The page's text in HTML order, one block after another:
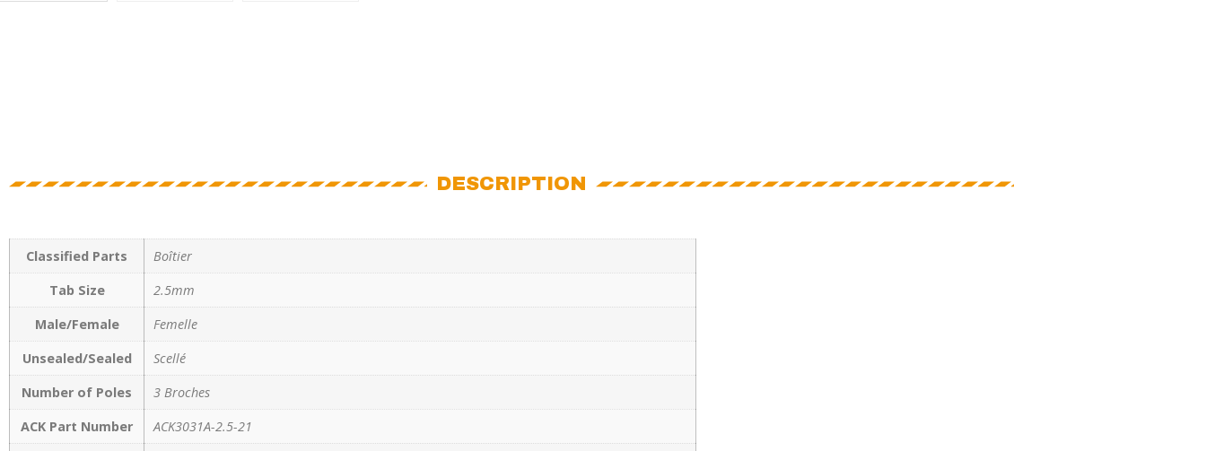
DESCRIPTION
Classified Parts
Boîtier
Tab Size
2.5mm
Male/Female
Femelle
Unsealed/Sealed
Scellé
Number of Poles
3 Broches
ACK Part Number
ACK3031A-2.5-21